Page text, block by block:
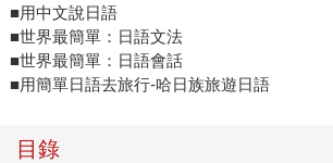
■用中文說日語
■世界最簡單：日語文法
■世界最簡單：日語會話
■用簡單日語去旅行-哈日族旅遊日語
目錄